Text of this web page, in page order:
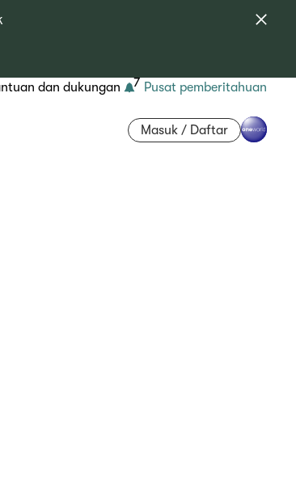
dan dukungan 7 Pusat pemberitahuan
Masuk / Daftar